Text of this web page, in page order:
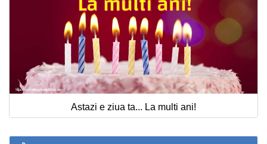
Astazi e ziua ta... La multi ani!